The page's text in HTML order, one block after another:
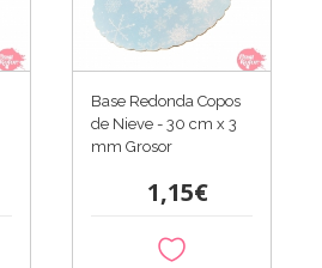
Base Redonda Copos
de Nieve - 30 cm x 3
mm Grosor
1,15€